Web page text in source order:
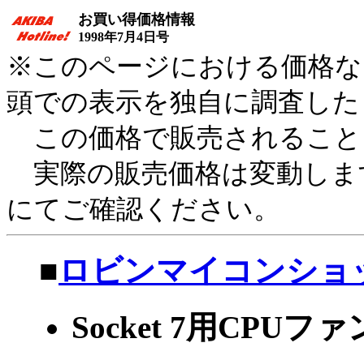
お買い得価格情報
1998年7月4日号
※このページにおける価格
頭での表示を独自に調査し
この価格で販売されるこ
実際の販売価格は変動し
にてご確認ください。
■ ロビンマイコンショ
Socket 7用CPUフ